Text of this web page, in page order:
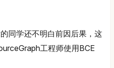
同学还不明白前因后果，这
工程师使用BCE